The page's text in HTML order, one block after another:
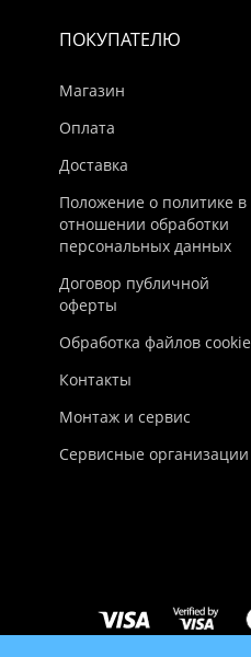
ПОКУПАТЕЛЮ
Магазин
Оплата
Доставка
Положение о политике в
отношении обработки
персональных данных
Договор публичной
оферты
Обработка файлов cookie
Контакты
Монтаж и сервис
Сервисные организации